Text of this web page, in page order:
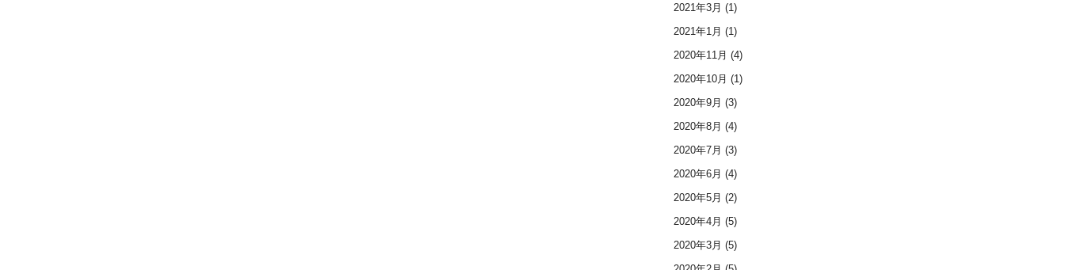
2021年3月 (1)
2021年1月 (1)
2020年11月 (4)
2020年10月 (1)
2020年9月 (3)
2020年8月 (4)
2020年7月 (3)
2020年6月 (4)
2020年5月 (2)
2020年4月 (5)
2020年3月 (5)